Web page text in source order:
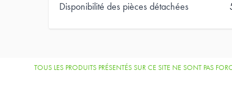
Disponibilité des pièces détachées
TOUS LES PRODUITS PRÉSENTÉS SUR CE SITE NE SONT PAS